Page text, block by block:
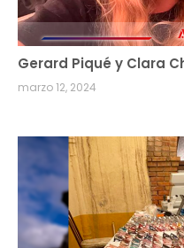
Gerard Piqué y Clara
marzo 12, 2024